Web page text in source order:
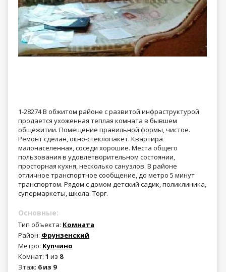
1-28274 В обжитом районе с развитой инфраструктурой
продается ухоженная теплая комната в бывшем
общежитии. Помещение правильной формы, чистое.
Ремонт сделан, окно-стеклопакет. Квартира
малонаселенная, соседи хорошие. Места общего
пользования в удовлетворительном состоянии,
просторная кухня, несколько санузлов. В районе
отличное транспортное сообщение, до метро 5 минут
транспортом. Рядом с домом детский садик, поликлиника,
супермаркеты, школа. Торг.
Основные:
Тип объекта: Комната
Район: Фрунзенский
Метро: Купчино
Комнат: 1 из 8
Этаж: 6 из 9